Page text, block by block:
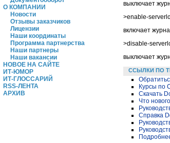
О КОМПАНИИ
Новости
Отзывы заказчиков
Лицензии
Наши координаты
Программа партнерства
Наши партнеры
Наши вакансии
НОВОЕ НА САЙТЕ
ИТ-ЮМОР
ИТ-ГЛОССАРИЙ
RSS-ЛЕНТА
АРХИВ
выключает
>enable-
включает
>disable-
выключает
ССЫЛКИ ПО
Курсы по
Скачать
Что
Справка